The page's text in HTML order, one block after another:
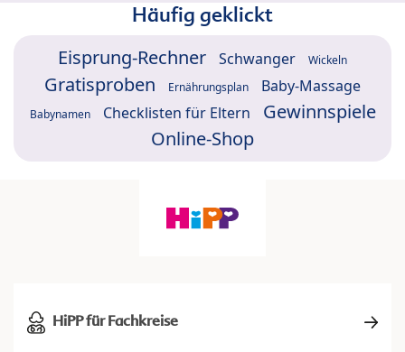
Häufig geklickt
Eisprung-Rechner Schwanger Wickeln
Gratisproben Ernährungsplan Baby-Massage
Babynamen Checklisten für Eltern
Gewinnspiele
Online-Shop
HiPP für Fachkreise